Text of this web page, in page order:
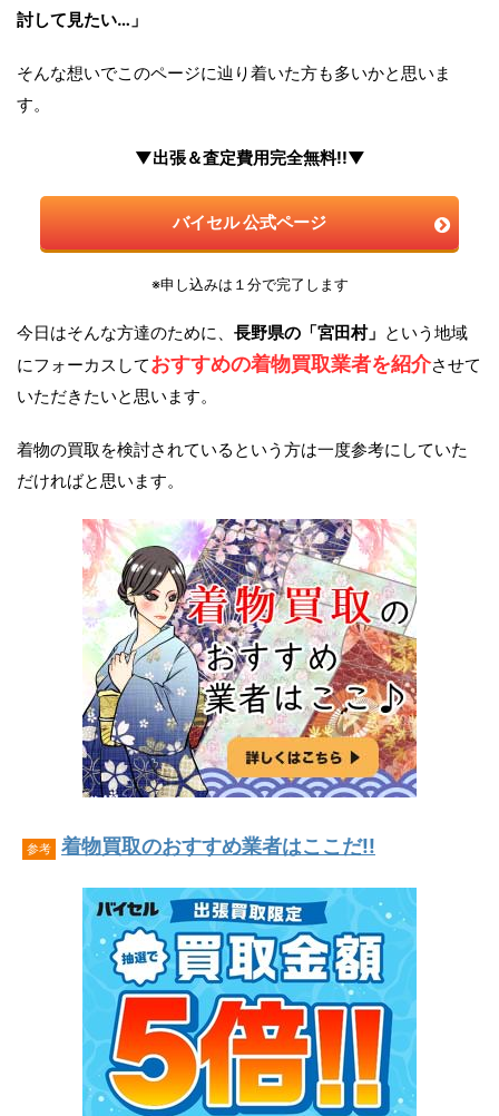
討して見たい…」
そんな想いでこのページに辿り着いた方も多いかと思いま
す。
▼出張＆査定費用完全無料!!▼
バイセル 公式ページ
※申し込みは１分で完了します
今日はそんな方達のために、 長野県の「宮田村」 という地域
にフォーカスしておすすめの着物買取業者を紹介させて
いただきたいと思います。
着物の買取を検討されているという方は一度参考にしていた
だければと思います。
参考 着物買取のおすすめ業者はここだ!!